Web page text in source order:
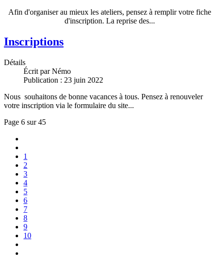
Afin d'organiser au mieux les ateliers, pensez à remplir votre fiche
d'inscription. La reprise des...
Inscriptions
Détails
Écrit parNémo
Publication : 23 juin 2022
Nous souhaitons de bonne vacances à tous. Pensez à renouveler
votre inscription via le formulaire du site...
Page 6 sur 45
1
2
3
4
5
6
7
8
9
10